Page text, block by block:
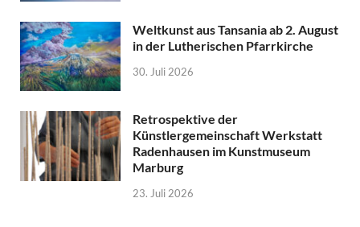
Weltkunst aus Tansania ab 2. August
in der Lutherischen Pfarrkirche
30. Juli 2026
Retrospektive der
Künstlergemeinschaft Werkstatt
Radenhausen im Kunstmuseum
Marburg
23. Juli 2026